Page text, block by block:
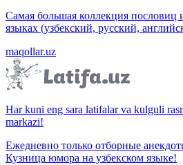
Самая большая коллекция пословиц
языках (узбекский, русский,
maqollar.uz
Har kuni eng sara latifalar va kulguli
markazi!
Ежедневно только отборные
Кузница юмора на узбекском языке!